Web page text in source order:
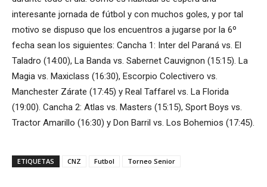
interesante jornada de fútbol y con muchos goles, y por tal
motivo se dispuso que los encuentros a jugarse por la 6º
fecha sean los siguientes: Cancha 1: Inter del Paraná vs. El
Taladro (14:00), La Banda vs. Sabernet Cauvignon (15:15). La
Magia vs. Maxiclass (16:30), Escorpio Colectivero vs.
Manchester Zárate (17:45) y Real Taffarel vs. La Florida
(19:00). Cancha 2: Atlas vs. Masters (15:15), Sport Boys vs.
Tractor Amarillo (16:30) y Don Barril vs. Los Bohemios (17:45).
ETIQUETAS CNZ Futbol Torneo Senior